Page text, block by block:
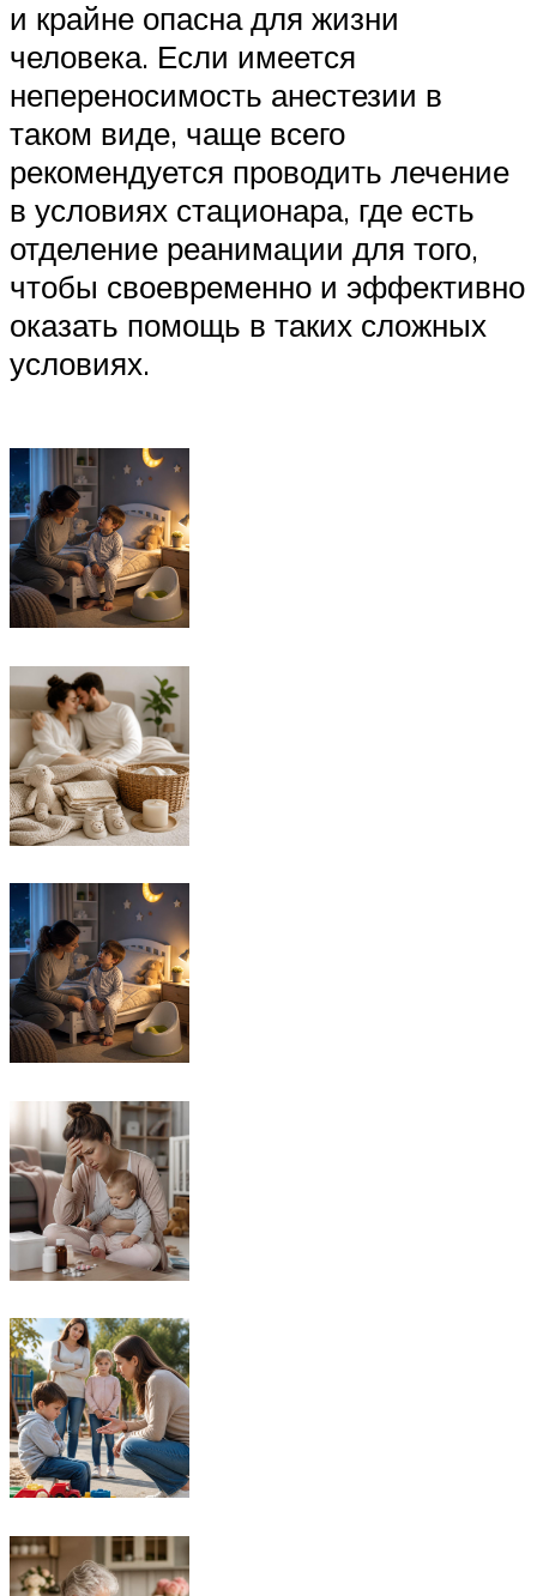
и крайне опасна для жизни
человека. Если имеется
непереносимость анестезии в
таком виде, чаще всего
рекомендуется проводить лечение
в условиях стационара, где есть
отделение реанимации для того,
чтобы своевременно и эффективно
оказать помощь в таких сложных
условиях.